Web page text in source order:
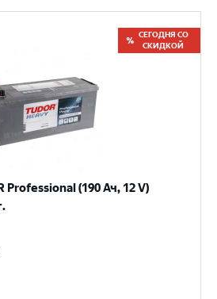
СЕГОДНЯ СО
СКИДКОЙ
Professional (190 Ач, 12 V)